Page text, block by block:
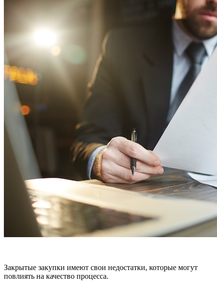
Закрытые закупки имеют свои недостатки, которые могут
повлиять на качество процесса.